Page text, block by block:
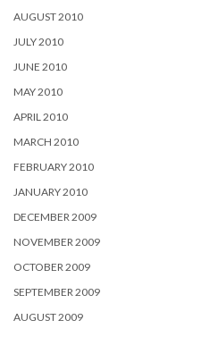
AUGUST 2010
JULY 2010
JUNE 2010
MAY 2010
APRIL 2010
MARCH 2010
FEBRUARY 2010
JANUARY 2010
DECEMBER 2009
NOVEMBER 2009
OCTOBER 2009
SEPTEMBER 2009
AUGUST 2009